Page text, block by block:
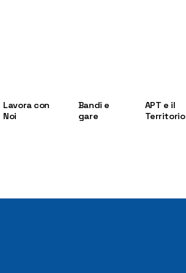
Lavora con
Noi
Bandi e
gare
APT e il
Territorio